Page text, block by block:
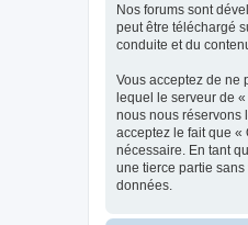
Nos forums sont
peut être téléchargé
conduite et du
Vous acceptez de ne
lequel le serveur de
nous nous réservons
acceptez le fait que «
nécessaire. En tant
une tierce partie
données.